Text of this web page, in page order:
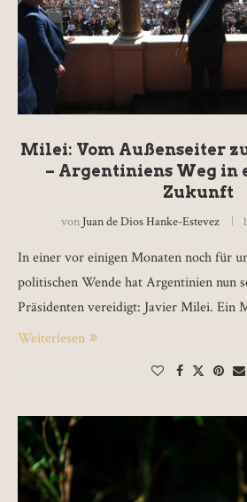
Milei: Vom Außenseiter
– Argentiniens Weg in
Zukunft
von Juan de Dios Hanke-Estevez
In einer vor einigen Monaten noch für
politischen Wende hat Argentinien nun
Präsidenten vereidigt: Javier Milei. Ein
Weiterlesen